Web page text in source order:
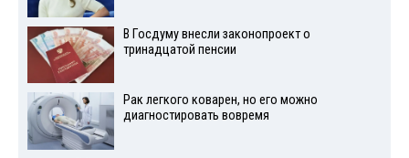
В Госдуму внесли законопроект о
тринадцатой пенсии
Рак легкого коварен, но его можно
диагностировать вовремя